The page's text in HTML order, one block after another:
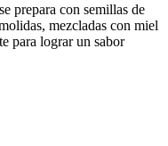
prepara con semillas de
mezcladas con miel
para lograr un sabor